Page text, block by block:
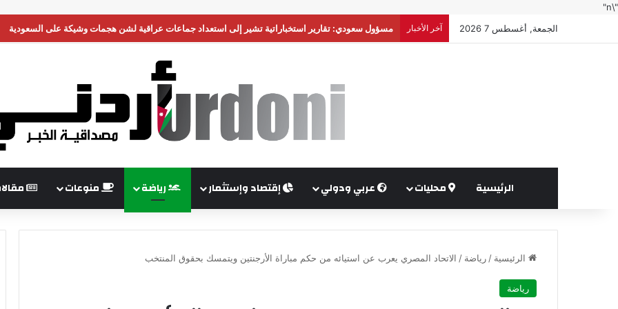
"\n"
الجمعة, أغسطس 7 2026
آخر الأخبار أوغندا توافق على نشر وحدة من جيشها في غزة
الرئيسية محليات عربي ودولي إقتصاد وإستثمار رياضة منوعات
الرئيسية / رياضة / الاتحاد المصري يعرب عن استيائه من حكم مباراة الأرجنتين ويتمسك بحقوق المنتخب
رياضة